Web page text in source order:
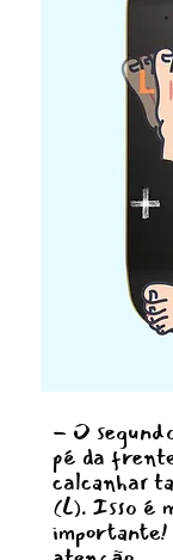
- O
pé da
calcanhar
(L). Isso é
importante!